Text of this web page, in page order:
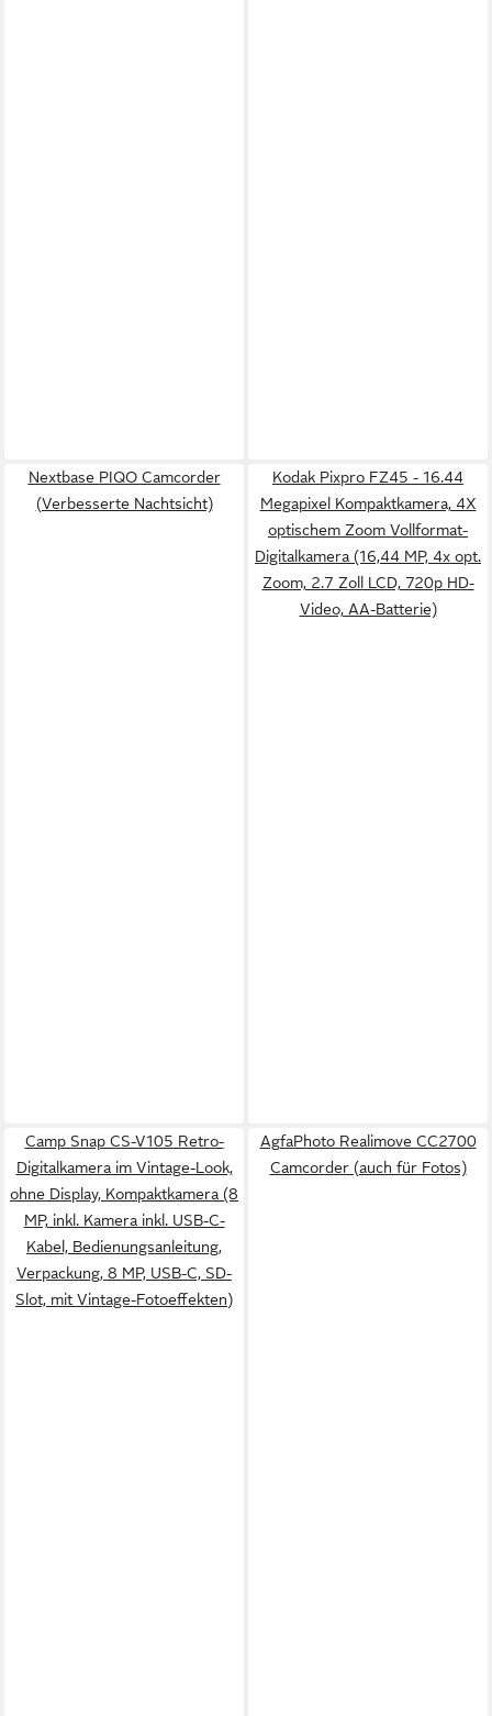
Nextbase PIQO Camcorder
(Verbesserte Nachtsicht)
Kodak Pixpro FZ45 - 16.44
Megapixel Kompaktkamera, 4X
optischem Zoom Vollformat-
Digitalkamera (16,44 MP, 4x opt.
Zoom, 2.7 Zoll LCD, 720p HD-
Video, AA-Batterie)
Camp Snap CS-V105 Retro-
Digitalkamera im Vintage-Look,
ohne Display, Kompaktkamera (8
MP, inkl. Kamera inkl. USB-C-
Kabel, Bedienungsanleitung,
Verpackung, 8 MP, USB-C, SD-
Slot, mit Vintage-Fotoeffekten)
AgfaPhoto Realimove CC2700
Camcorder (auch für Fotos)